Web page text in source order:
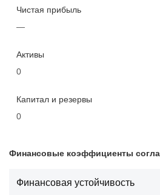
Чистая прибыль
—
Активы
0
Капитал и резервы
0
Финансовые коэффициенты
Финансовая устойчивость